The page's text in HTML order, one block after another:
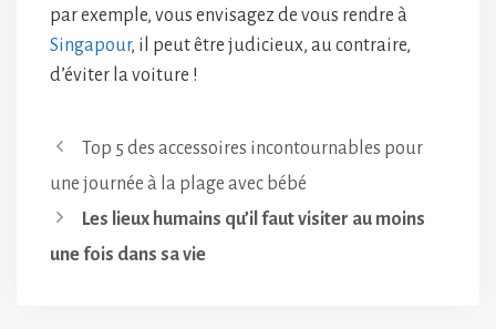
par exemple, vous envisagez de vous rendre à
Singapour, il peut être judicieux, au contraire,
d’éviter la voiture !
Top 5 des accessoires incontournables pour
une journée à la plage avec bébé
Les lieux humains qu’il faut visiter au moins
une fois dans sa vie